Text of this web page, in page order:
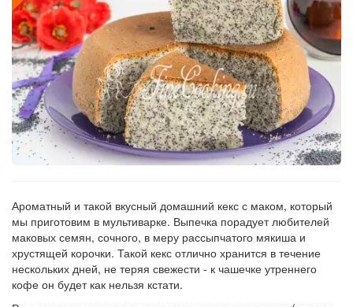
заказу
Ароматный и такой вкусный домашний кекс с маком, который
мы приготовим в мультиварке. Выпечка порадует любителей
маковых семян, сочного, в меру рассыпчатого мякиша и
хрустящей корочки. Такой кекс отлично хранится в течение
нескольких дней, не теряя свежести - к чашечке утреннего
кофе он будет как нельзя кстати.